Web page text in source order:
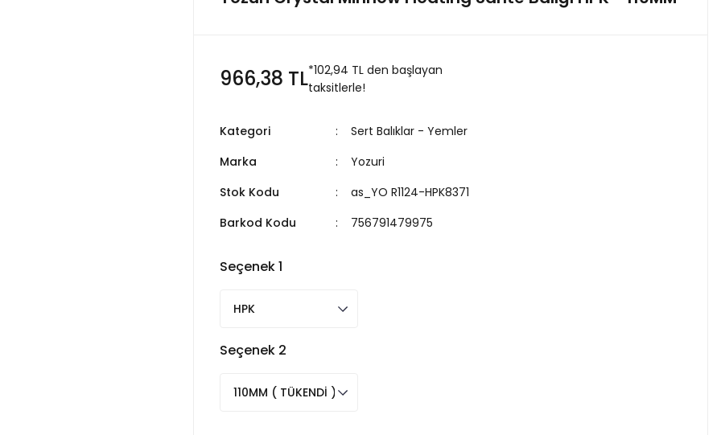
966,38 TL*102,94 TL den başlayan
taksitlerle!
Kategori
Sert Balıklar - Yemler
Marka
Yozuri
Stok Kodu
as_YO R1124-HPK8371
Barkod Kodu
756791479975
Seçenek 1
Seçenek 2